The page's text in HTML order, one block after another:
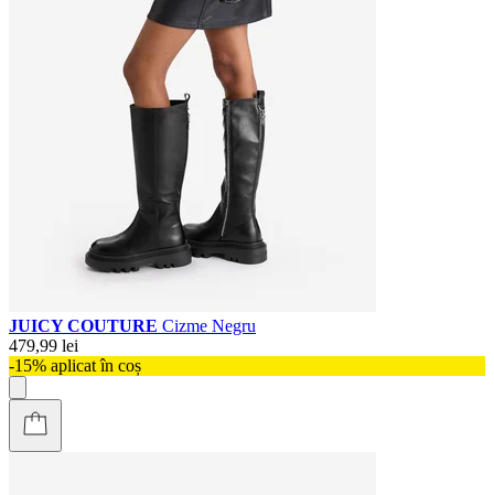
JUICY COUTURE Cizme Negru
479,99 lei
-15% aplicat în coș